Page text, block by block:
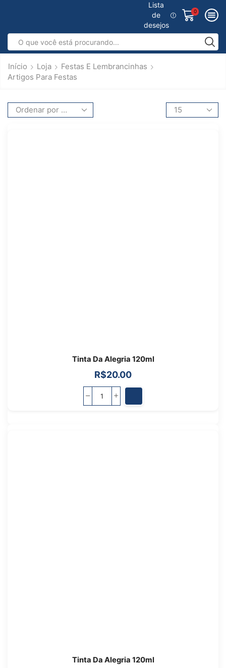
Lista
de
desejos
0
Início Loja
Festas E Lembrancinhas
Artigos Para Festas
Tinta Da Alegria 120ml
R$20.00
Tinta Da Alegria 120ml